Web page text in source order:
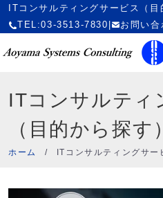
ITコンサルティングサービス（目
TEL:03-3513-7830
お問い合
ITコンサルティ
（目的から探す）
ホーム / ITコンサルティングサー